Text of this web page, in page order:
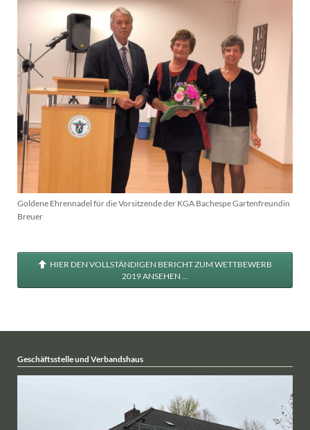
Goldene Ehrennadel für die Vorsitzende der KGA Bachespe Gartenfreundin
Breuer
HIER DEN VOLLSTÄNDIGEN BERICHT ZUM WETTBEWERB
2019 ANSEHEN ...
Geschäftsstelle und Verbandshaus